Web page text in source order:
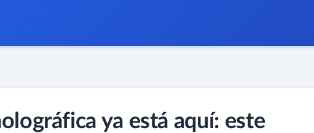
ya está aquí: este